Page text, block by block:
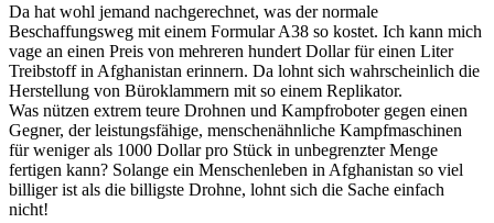
Da hat wohl jemand nachgerechnet, was der normale
Beschaffungsweg mit einem Formular A38 so kostet. Ich kann mich
vage an einen Preis von mehreren hundert Dollar für einen Liter
Treibstoff in Afghanistan erinnern. Da lohnt sich wahrscheinlich die
Herstellung von Büroklammern mit so einem Replikator.
Was nützen extrem teure Drohnen und Kampfroboter gegen einen
Gegner, der leistungsfähige, menschenähnliche Kampfmaschinen
für weniger als 1000 Dollar pro Stück in unbegrenzter Menge
fertigen kann? Solange ein Menschenleben in Afghanistan so viel
billiger ist als die billigste Drohne, lohnt sich die Sache einfach
nicht!